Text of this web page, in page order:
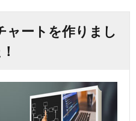
ャートを作りまし